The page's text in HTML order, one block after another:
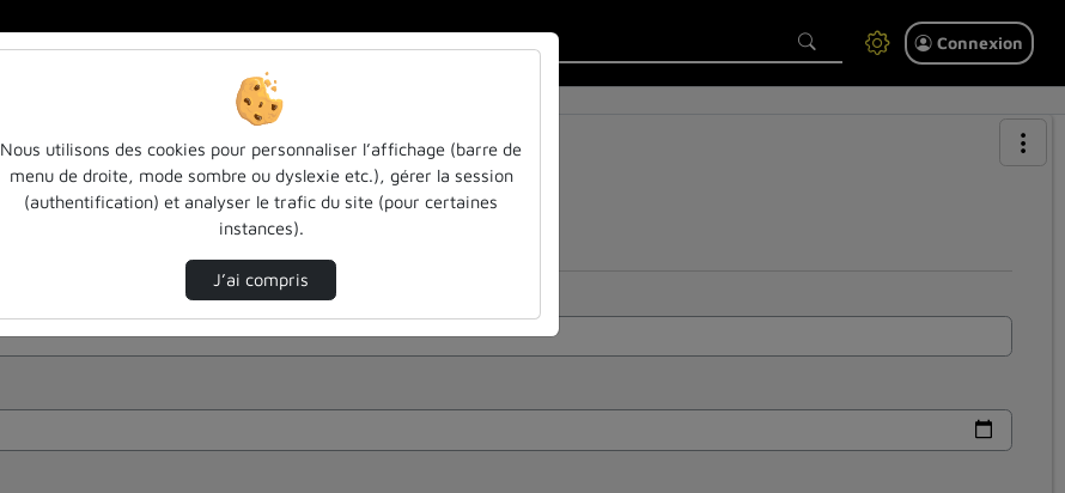
Connexion
Nous utilisons des cookies pour personnaliser l’affichage (barre de
menu de droite, mode sombre ou dyslexie etc.), gérer la session
(authentification) et analyser le trafic du site (pour certaines
instances).
J’ai compris